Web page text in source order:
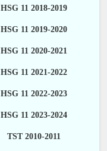
HSG 11 2018-2019
HSG 11 2019-2020
HSG 11 2020-2021
HSG 11 2021-2022
HSG 11 2022-2023
HSG 11 2023-2024
TST 2010-2011